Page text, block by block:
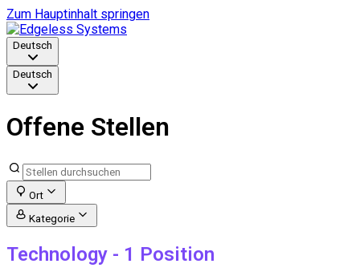
Zum Hauptinhalt springen
Deutsch
Deutsch
Offene Stellen
Ort
Kategorie
Technology - 1 Position